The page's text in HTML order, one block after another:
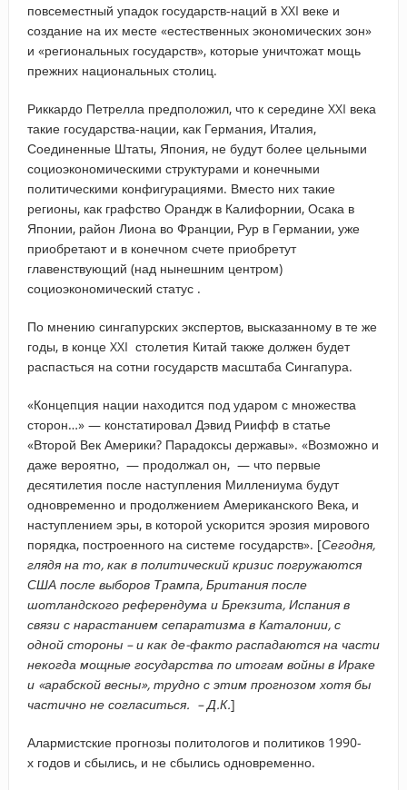
повсеместный упадок государств-наций в XXI веке и
создание на их месте «естественных экономических зон»
и «региональных государств», которые уничтожат мощь
прежних национальных столиц.
Риккардо Петрелла предположил, что к середине XXI века
такие государства-нации, как Германия, Италия,
Соединенные Штаты, Япония, не будут более цельными
социоэкономическими структурами и конечными
политическими конфигурациями. Вместо них такие
регионы, как графство Орандж в Калифорнии, Осака в
Японии, район Лиона во Франции, Рур в Германии, уже
приобретают и в конечном счете приобретут
главенствующий (над нынешним центром)
социоэкономический статус .
По мнению сингапурских экспертов, высказанному в те же
годы, в конце XXI столетия Китай также должен будет
распасться на сотни государств масштаба Сингапура.
«Концепция нации находится под ударом с множества
сторон…» — констатировал Дэвид Риифф в статье
«Второй Век Америки? Парадоксы державы». «Возможно и
даже вероятно, — продолжал он, — что первые
десятилетия после наступления Миллениума будут
одновременно и продолжением Американского Века, и
наступлением эры, в которой ускорится эрозия мирового
порядка, построенного на системе государств». [Сегодня,
глядя на то, как в политический кризис погружаются
США после выборов Трампа, Британия после
шотландского референдума и Брекзита, Испания в
связи с нарастанием сепаратизма в Каталонии, с
одной стороны – и как де-факто распадаются на части
некогда мощные государства по итогам войны в Ираке
и «арабской весны», трудно с этим прогнозом хотя бы
частично не согласиться. – Д.К.]
Алармистские прогнозы политологов и политиков 1990-
х годов и сбылись, и не сбылись одновременно.